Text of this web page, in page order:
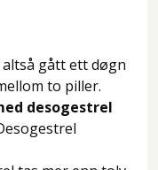
gått ett døgn
to piller.
desogestrel